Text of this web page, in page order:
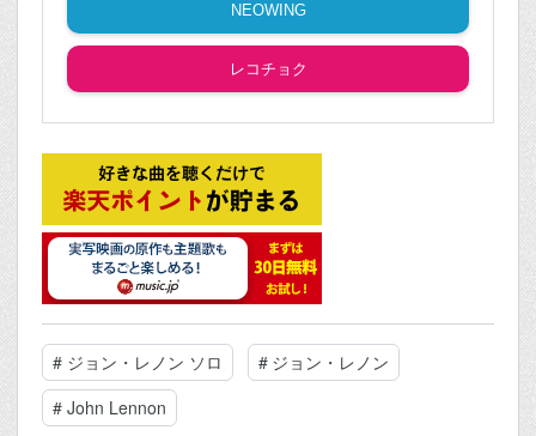
NEOWING
レコチョク
# ジョン・レノン ソロ # ジョン・レノン
# John Lennon